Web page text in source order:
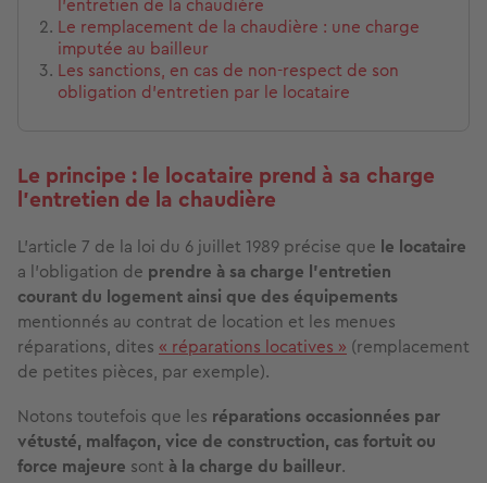
l’entretien de la chaudière
Le remplacement de la chaudière : une charge
imputée au bailleur
Les sanctions, en cas de non-respect de son
obligation d’entretien par le locataire
Le principe : le locataire prend à sa charge
l’entretien de la chaudière
L’article 7 de la loi du 6 juillet 1989 précise que le locataire
a l’obligation de prendre à sa charge l'entretien
courant du logement ainsi que des équipements
mentionnés au contrat de location et les menues
réparations, dites « réparations locatives » (remplacement
de petites pièces, par exemple).
Notons toutefois que les réparations occasionnées par
vétusté, malfaçon, vice de construction, cas fortuit ou
force majeure sont à la charge du bailleur.